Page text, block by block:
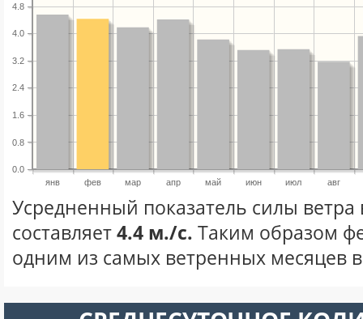
янв фев мар апр май июн июл авг
0.0
0.8
1.6
2.4
3.2
4.0
4.8
Усредненный показатель силы ветра
составляет4.4 м./с. Таким образом
одним из самых ветренных месяцев в